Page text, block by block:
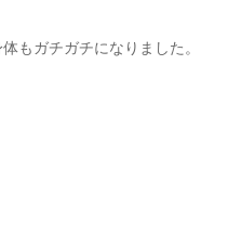
もガチガチになりました。